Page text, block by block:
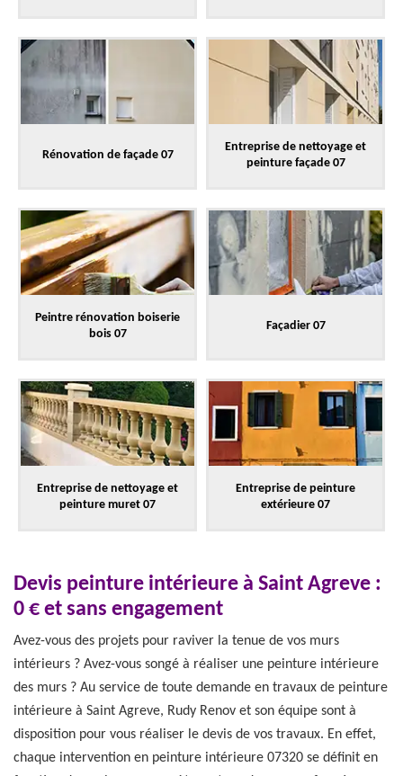
Rénovation de façade 07
Entreprise de nettoyage et
peinture façade 07
Peintre rénovation boiserie
bois 07
Façadier 07
Entreprise de nettoyage et
peinture muret 07
Entreprise de peinture
extérieure 07
Devis peinture intérieure à Saint Agreve :
0 € et sans engagement
Avez-vous des projets pour raviver la tenue de vos murs
intérieurs ? Avez-vous songé à réaliser une peinture intérieure
des murs ? Au service de toute demande en travaux de peinture
intérieure à Saint Agreve, Rudy Renov et son équipe sont à
disposition pour vous réaliser le devis de vos travaux. En effet,
chaque intervention en peinture intérieure 07320 se définit en